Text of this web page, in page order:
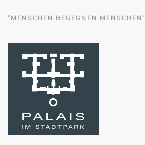
"MENSCHEN BEGEGNEN MENSCHEN"